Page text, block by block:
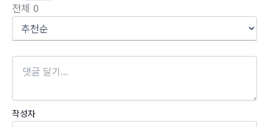
전체 0
작성자